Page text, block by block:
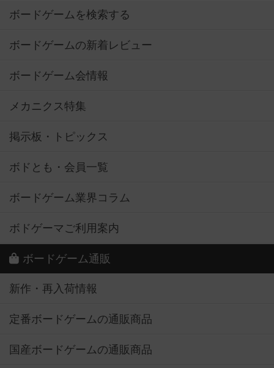
ボードゲームを検索する
ボードゲームの新着レビュー
ボードゲーム会情報
メカニクス特集
掲示板・トピックス
ボドとも・会員一覧
ボードゲーム業界コラム
ボドゲーマご利用案内
ボードゲーム通販
新作・再入荷情報
定番ボードゲームの通販商品
国産ボードゲームの通販商品